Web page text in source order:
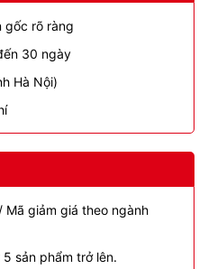
gốc rõ ràng
30 ngày
Hà Nội)
giảm giá theo ngành
sản phẩm trở lên.